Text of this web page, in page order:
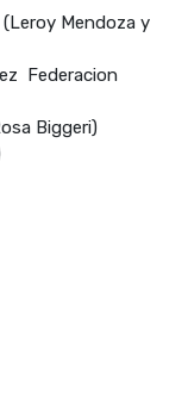
Mendoza y
Federacion
Biggeri)